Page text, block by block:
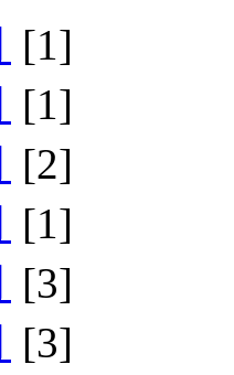
[1]
[1]
[2]
[1]
[3]
[3]